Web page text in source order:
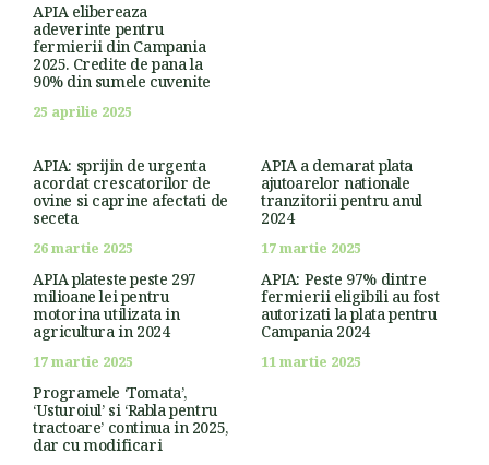
APIA elibereaza
adeverinte pentru
fermierii din Campania
2025. Credite de pana la
90% din sumele cuvenite
25 aprilie 2025
APIA: sprijin de urgenta
acordat crescatorilor de
ovine si caprine afectati de
seceta
26 martie 2025
APIA a demarat plata
ajutoarelor nationale
tranzitorii pentru anul
2024
17 martie 2025
APIA plateste peste 297
milioane lei pentru
motorina utilizata in
agricultura in 2024
17 martie 2025
APIA: Peste 97% dintre
fermierii eligibili au fost
autorizati la plata pentru
Campania 2024
11 martie 2025
Programele ‘Tomata’,
‘Usturoiul’ si ‘Rabla pentru
tractoare’ continua in 2025,
dar cu modificari